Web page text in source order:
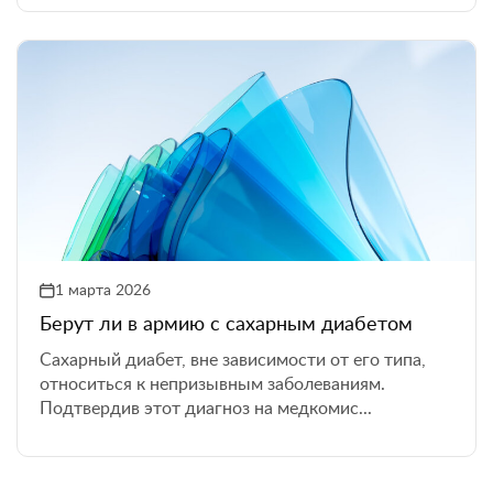
1 марта 2026
Берут ли в армию с сахарным диабетом
Сахарный диабет, вне зависимости от его типа,
относиться к непризывным заболеваниям.
Подтвердив этот диагноз на медкомис...